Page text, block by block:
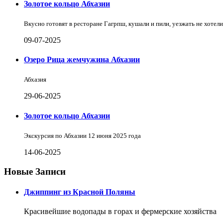
Золотое кольцо Абхазии
Вкусно готовят в ресторане Гагрпш, кушали и пили, уезжать не
09-07-2025
Озеро Рица жемчужина Абхазии
Абхазия
29-06-2025
Золотое кольцо Абхазии
Экскурсия по Абхазии 12 июня 2025 года
14-06-2025
Новые Записи
Джиппинг из Красной Поляны
Красивейшие водопады в горах и фермерские хозяйства